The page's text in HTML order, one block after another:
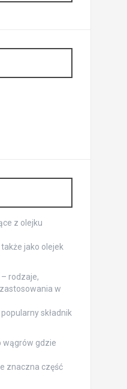
z olejku
jako olejek
rodzaje,
w
składnik
wągrów gdzie
znaczna część